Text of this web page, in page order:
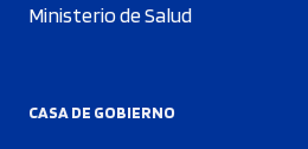
Ministerio de Salud
CASA DE GOBIERNO